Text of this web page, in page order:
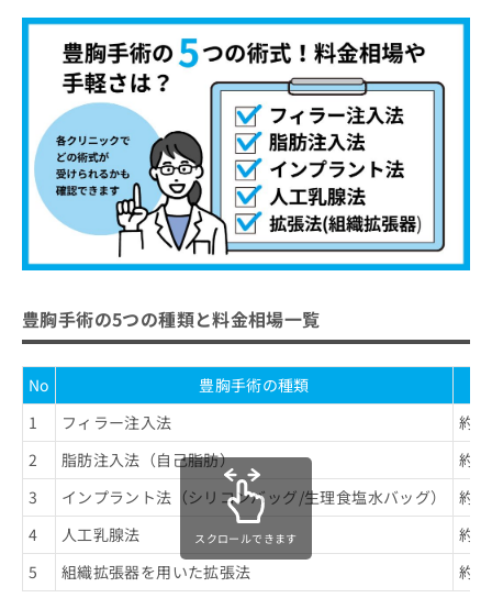
豊胸手術に関する質問5選！
結論と安全な手術を受けるための3つのアドバ
イス
まとめ：熊本市で評判の豊胸手術おすすめのク
リニック5選
この記事の著者
マイナビクリニックナビ編集部
この記事は参考になりましたか？
豊胸手術の5つの種類と料金相場一覧
No
豊胸手術の種類
1
フィラー注入法
約
2
脂肪注入法（自己脂肪）
約
3
インプラント法（シリコンバッグ/生理食塩水バッグ）
約
4
人工乳腺法
約
5
組織拡張器を用いた拡張法 約
スクロールできます
ち